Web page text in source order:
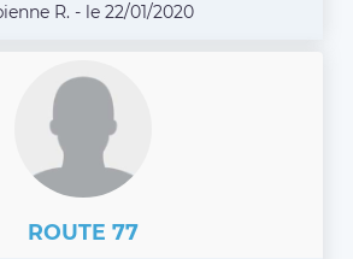
R. - le 22/01/2020
ROUTE 77